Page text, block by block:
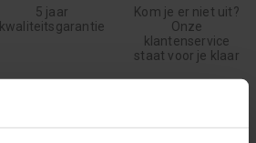
5 jaar
kwaliteitsgarantie
Kom je er niet uit?
Onze
klantenservice
staat voor je klaar